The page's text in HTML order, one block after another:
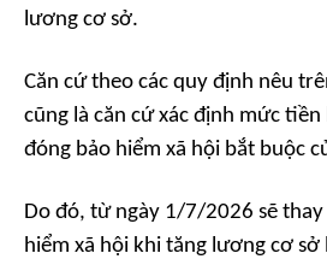
lương cơ sở.
Căn cứ theo các quy định nêu
cũng là căn cứ xác định mức
đóng bảo hiểm xã hội bắt buộc
Do đó, từ ngày 1/7/2026 sẽ
hiểm xã hội khi tăng lương cơ